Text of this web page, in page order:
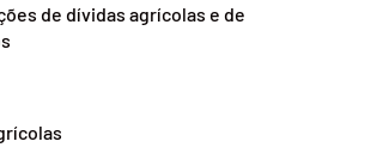
de dívidas agrícolas e de